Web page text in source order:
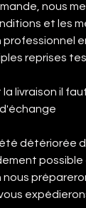
nous
et les
professionnel
reprises
livraison il
détériorée